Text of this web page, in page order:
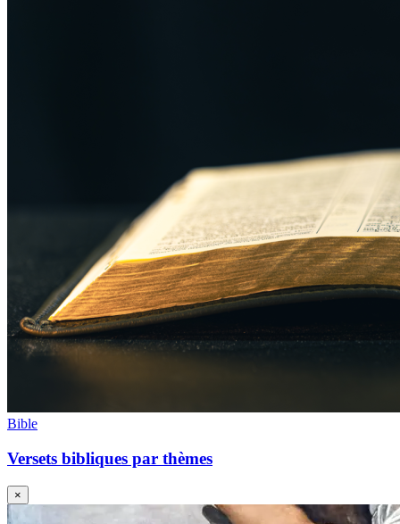
Bible
Versets bibliques par thèmes
×